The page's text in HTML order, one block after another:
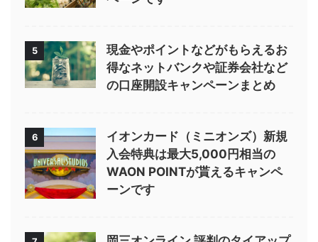
5
現金やポイントなどがもらえるお
得なネットバンクや証券会社など
の口座開設キャンペーンまとめ
6
イオンカード（ミニオンズ）新規
入会特典は最大5,000円相当の
WAON POINTが貰えるキャンペ
ーンです